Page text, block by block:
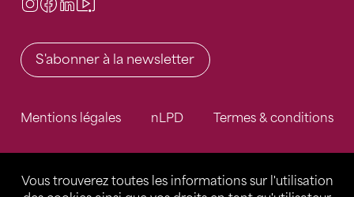
Vous trouverez toutes les informations sur l'utilisation
S'abonner à la newsletter
Mentions légales nLPD Termes & conditions